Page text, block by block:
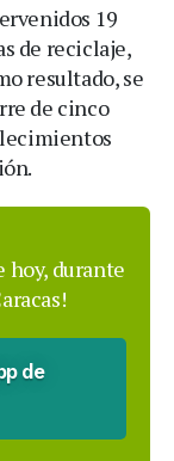
19
de reciclaje,
resultado, se
de cinco
hoy, durante
de